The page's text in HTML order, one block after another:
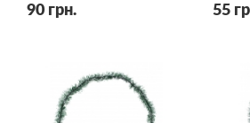
90 грн. 55